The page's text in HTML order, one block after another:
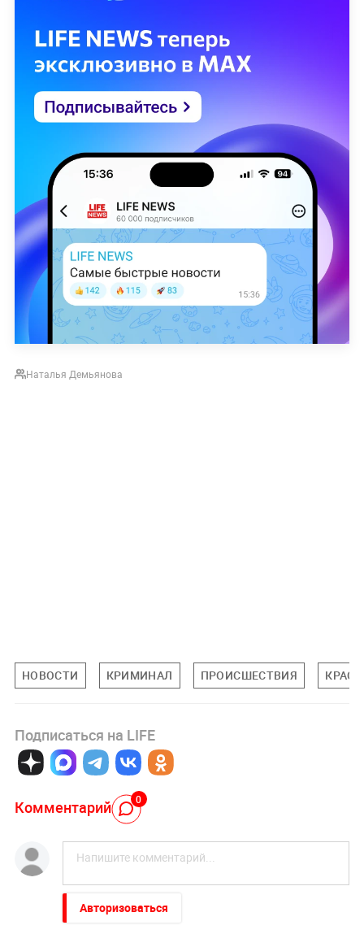
Наталья Демьянова
НОВОСТИ КРИМИНАЛ ПРОИСШЕСТВИЯ
Подписаться на LIFE
Комментарий 0
Авторизоваться